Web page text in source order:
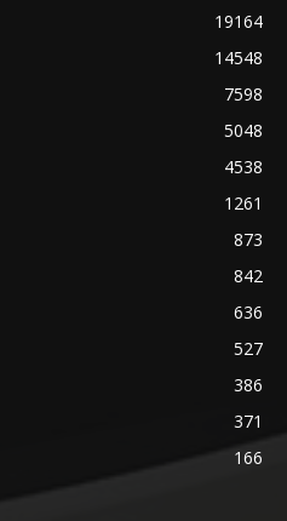
19164
14548
7598
5048
4538
1261
873
842
636
527
386
371
166